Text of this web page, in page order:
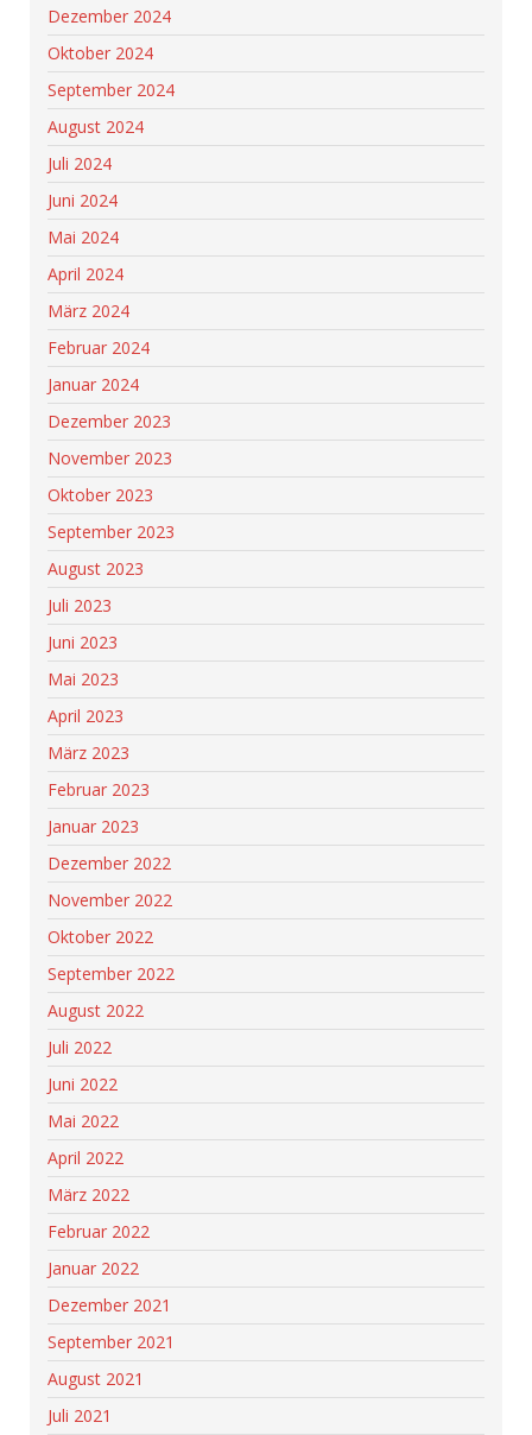
Dezember 2024
Oktober 2024
September 2024
August 2024
Juli 2024
Juni 2024
Mai 2024
April 2024
März 2024
Februar 2024
Januar 2024
Dezember 2023
November 2023
Oktober 2023
September 2023
August 2023
Juli 2023
Juni 2023
Mai 2023
April 2023
März 2023
Februar 2023
Januar 2023
Dezember 2022
November 2022
Oktober 2022
September 2022
August 2022
Juli 2022
Juni 2022
Mai 2022
April 2022
März 2022
Februar 2022
Januar 2022
Dezember 2021
September 2021
August 2021
Juli 2021